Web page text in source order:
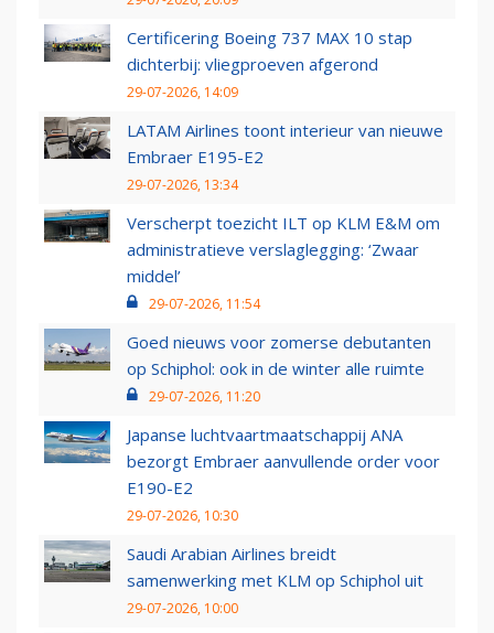
Certificering Boeing 737 MAX 10 stap
dichterbij: vliegproeven afgerond
29-07-2026, 14:09
LATAM Airlines toont interieur van nieuwe
Embraer E195-E2
29-07-2026, 13:34
Verscherpt toezicht ILT op KLM E&M om
administratieve verslaglegging: ‘Zwaar
middel’
29-07-2026, 11:54
Goed nieuws voor zomerse debutanten
op Schiphol: ook in de winter alle ruimte
29-07-2026, 11:20
Japanse luchtvaartmaatschappij ANA
bezorgt Embraer aanvullende order voor
E190-E2
29-07-2026, 10:30
Saudi Arabian Airlines breidt
samenwerking met KLM op Schiphol uit
29-07-2026, 10:00